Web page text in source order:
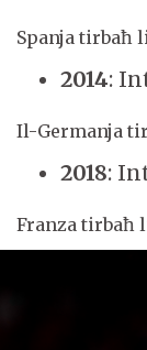
Spanja tirbaħ
2014:
Il-Germanja
2018:
Franza tirbaħ